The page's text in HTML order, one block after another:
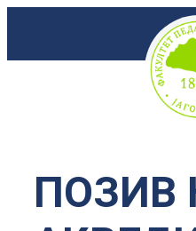
ПОЗИВ